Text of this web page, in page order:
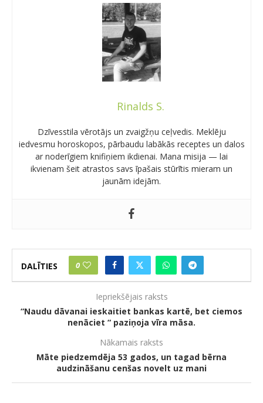
Rinalds S.
Dzīvesstila vērotājs un zvaigžņu ceļvedis. Meklēju
iedvesmu horoskopos, pārbaudu labākās receptes un dalos
ar noderīgiem knifiņiem ikdienai. Mana misija — lai
ikvienam šeit atrastos savs īpašais stūrītis mieram un
jaunām idejām.
DALĪTIES 0
Iepriekšējais raksts
“Naudu dāvanai ieskaitiet bankas kartē, bet ciemos
nenāciet “ paziņoja vīra māsa.
Nākamais raksts
Māte piedzemdēja 53 gados, un tagad bērna
audzināšanu cenšas novelt uz mani